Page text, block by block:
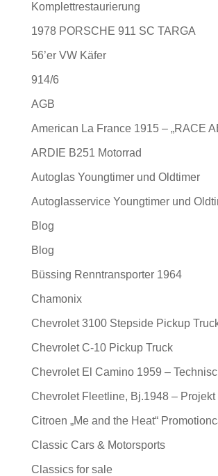
Komplettrestaurierung
1978 PORSCHE 911 SC TARGA
56’er VW Käfer
914/6
AGB
American La France 1915 – „RACE
ARDIE B251 Motorrad
Autoglas Youngtimer und Oldtimer
Autoglasservice Youngtimer und
Blog
Blog
Büssing Renntransporter 1964
Chamonix
Chevrolet 3100 Stepside Pickup
Chevrolet C-10 Pickup Truck
Chevrolet El Camino 1959 –
Chevrolet Fleetline, Bj.1948 – Projekt
Citroen „Me and the Heat“
Classic Cars & Motorsports
Classics for sale